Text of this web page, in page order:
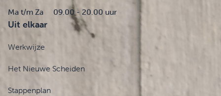
Ma t/m Za 09.00 - 20.00 uur
Uit elkaar
Werkwijze
Het Nieuwe Scheiden
Stappenplan